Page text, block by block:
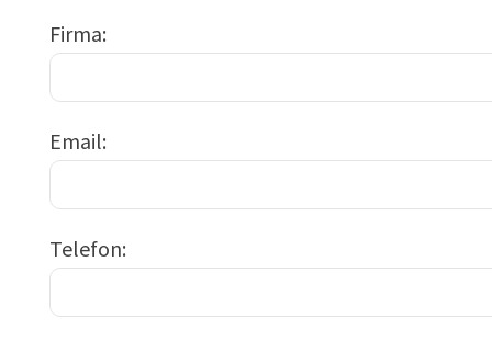
Firma
Email
Telefon